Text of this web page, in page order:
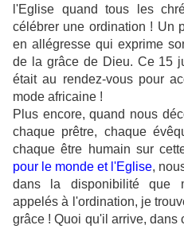
l'Eglise quand tous les
célébrer une ordination ! Un
en allégresse qui exprime
de la grâce de Dieu. Ce 15
était au rendez-vous pour
mode africaine !
Plus encore, quand nous
chaque prêtre, chaque
chaque être humain sur
pour le monde et l'Eglise,
dans la disponibilité que
appelés à l'ordination, je
grâce ! Quoi qu'il arrive, dans